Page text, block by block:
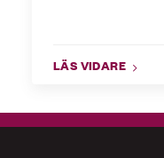
LÄS VIDARE